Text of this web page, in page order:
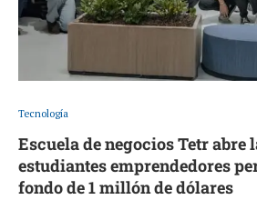
Tecnología
Escuela de negocios Tetr abre
estudiantes emprendedores
fondo de 1 millón de dólares